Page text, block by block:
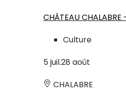
CHÂTEAU CHALABRE
Culture
5 juil.28 août
CHALABRE